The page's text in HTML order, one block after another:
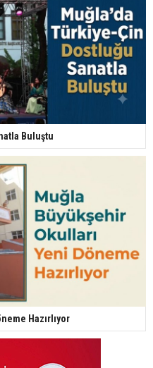
Buluştu
Hazırlıyor